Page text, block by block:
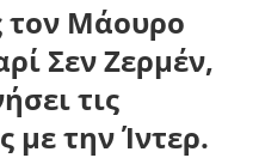
τον Μάουρο
Σεν Ζερμέν,
τις
με την Ίντερ.